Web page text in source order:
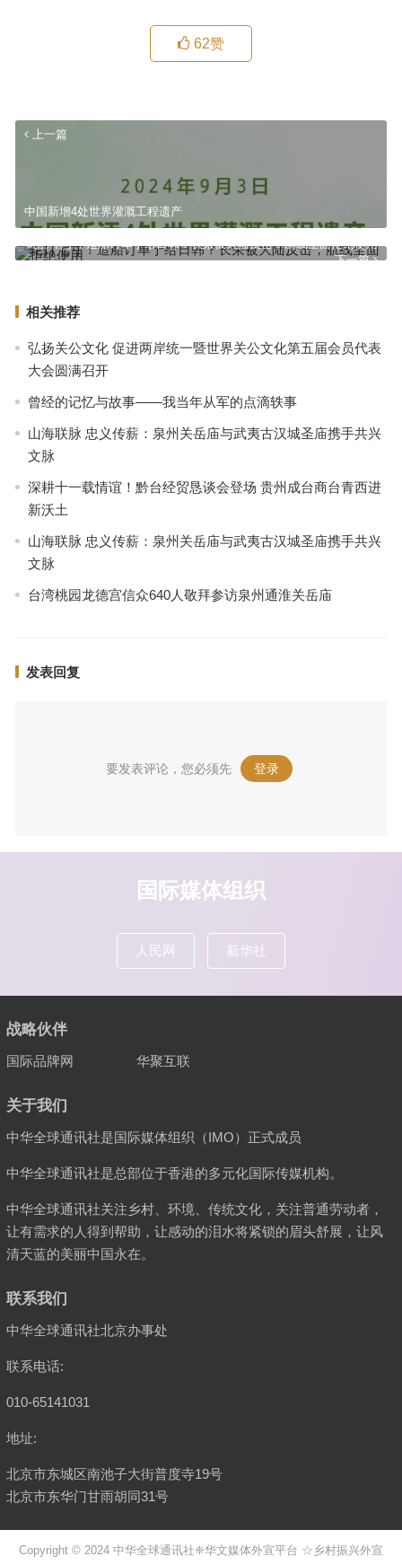
62赞
上一篇
中国新增4处世界灌溉工程遗产
下一篇
蛇打七寸！造船订单宁给日韩？长荣被大陆反击，航线全面拒绝使用
相关推荐
弘扬关公文化 促进两岸统一暨世界关公文化第五届会员代表
大会圆满召开
曾经的记忆与故事——我当年从军的点滴轶事
山海联脉 忠义传薪：泉州关岳庙与武夷古汉城圣庙携手共兴
文脉
深耕十一载情谊！黔台经贸恳谈会登场 贵州成台商台青西进
新沃土
山海联脉 忠义传薪：泉州关岳庙与武夷古汉城圣庙携手共兴
文脉
台湾桃园龙德宫信众640人敬拜参访泉州通淮关岳庙
发表回复
要发表评论，您必须先 登录 。
国际媒体组织
人民网 新华社
战略伙伴
国际品牌网 华聚互联
关于我们
中华全球通讯社是国际媒体组织（IMO）正式成员
中华全球通讯社是总部位于香港的多元化国际传媒机构。
中华全球通讯社关注乡村、环境、传统文化，关注普通劳动者，
让有需求的人得到帮助，让感动的泪水将紧锁的眉头舒展，让风
清天蓝的美丽中国永在。
联系我们
中华全球通讯社北京办事处
联系电话:
010-65141031
地址:
北京市东城区南池子大街普度寺19号
北京市东华门甘雨胡同31号
Copyright © 2024 中华全球通讯社❈华文媒体外宣平台 ☆乡村振兴外宣